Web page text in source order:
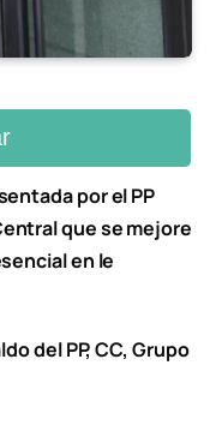
por el PP
que se mejore
en le
del PP, CC, Grupo